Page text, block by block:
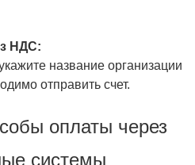
НДС:
название организации
отправить счет.
оплаты через
системы